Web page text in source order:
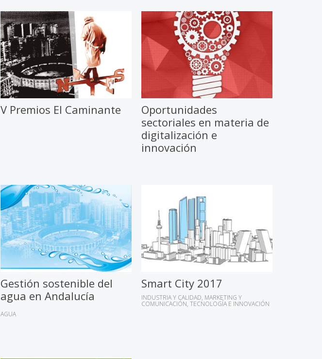
V Premios El Caminante
Oportunidades
sectoriales en materia de
digitalización e
innovación
Gestión sostenible del
agua en Andalucía
AGUA
Smart City 2017
INDUSTRIA Y CALIDAD MARKETING Y
COMUNICACIÓN TECNOLOGÍA E INNOVACIÓN